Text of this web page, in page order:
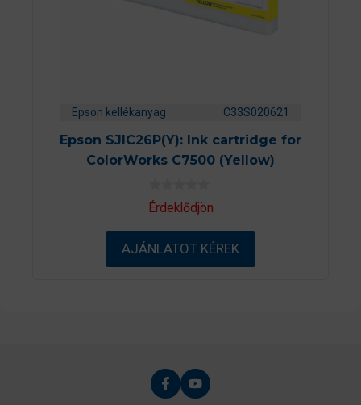
Epson kellékanyag C33S020621
Epson SJIC26P(Y): Ink cartridge for
ColorWorks C7500 (Yellow)
0
a
-
ő
Érdeklődjön
AJÁNLATOT KÉREK